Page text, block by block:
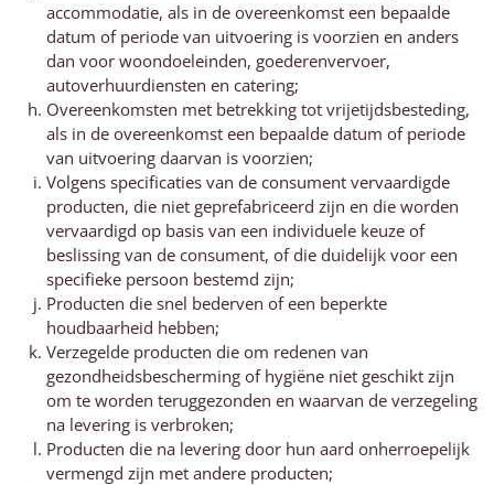
accommodatie, als in de overeenkomst een bepaalde
datum of periode van uitvoering is voorzien en anders
dan voor woondoeleinden, goederenvervoer,
autoverhuurdiensten en catering;
Overeenkomsten met betrekking tot vrijetijdsbesteding,
als in de overeenkomst een bepaalde datum of periode
van uitvoering daarvan is voorzien;
Volgens specificaties van de consument vervaardigde
producten, die niet geprefabriceerd zijn en die worden
vervaardigd op basis van een individuele keuze of
beslissing van de consument, of die duidelijk voor een
specifieke persoon bestemd zijn;
Producten die snel bederven of een beperkte
houdbaarheid hebben;
Verzegelde producten die om redenen van
gezondheidsbescherming of hygiëne niet geschikt zijn
om te worden teruggezonden en waarvan de verzegeling
na levering is verbroken;
Producten die na levering door hun aard onherroepelijk
vermengd zijn met andere producten;